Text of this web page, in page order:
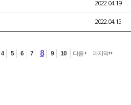
2022.04.19
2022.04.15
4 5 6 7 8 9 10 다음 마지막